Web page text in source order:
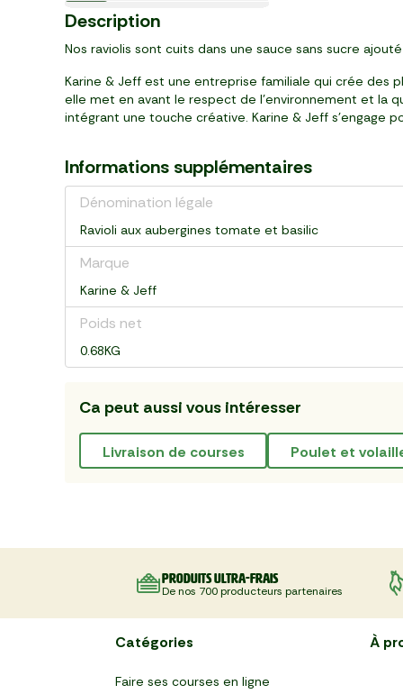
8,99 €
2,79 €
Nouveau
4,00 €
le 2ème à -50%
2,99 €
Prix Malin €
1,50 €
2,59 €
2,49 €
1,79 €
BIO3,79 €
1,99 €
le 2ème à -50%
2,79 €
4,99 €
Espagne
10, 19€
Alsace
8,99 €
Description
Nos raviolis sont cuits dans une sauce sans sucre
Karine & Jeff est une entreprise familiale qui crée des
elle met en avant le respect de l'environnement et la
intégrant une touche créative. Karine & Jeff s'engage
Informations supplémentaires
Dénomination légale
Ravioli aux aubergines tomate et basilic
Marque
Karine & Jeff
Poids net
0.68KG
Ca peut aussi vous intéresser
livraison de courses poulet et
Produits ultra-frais
De nos 700 producteurs partenaires
Catégories
Faire ses courses en ligne
À